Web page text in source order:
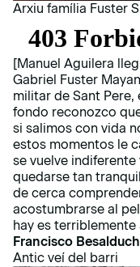
Arxiu família Fuster
[Manuel Aguilera
Gabriel Fuster
militar de Sant Pere,
fondo reconozco
si salimos con vida
estos momentos le
se vuelve
quedarse tan
de cerca
acostumbrarse al
hay es
Francisco Besalduch
Antic veí del barri